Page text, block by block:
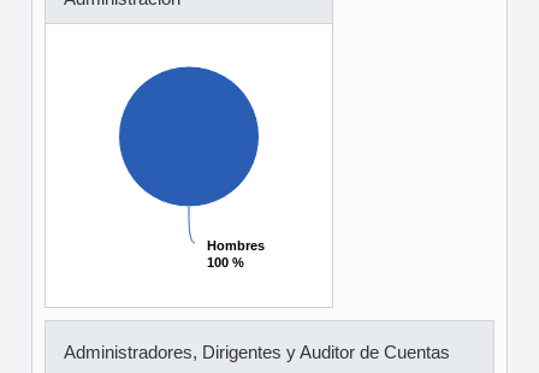
Hombres
100 %
Hombres
100 %
Administradores, Dirigentes y Auditor de Cuentas